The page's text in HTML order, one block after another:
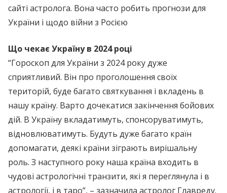
сайті астролога. Вона часто робить прогнози для
України і щодо війни з Росією
Що чекає Україну в 2024 році
“Гороскоп для України з 2024 року дуже
сприятливий. Він про проголошення своїх
територій, буде багато святкування і вкладень в
нашу країну. Варто дочекатися закінчення бойових
дій. В Україну вкладатимуть, спонсоруватимуть,
відновлюватимуть. Будуть дуже багато країн
допомагати, деякі країни зіграють вирішальну
роль. З наступного року наша країна входить в
чудові астрологічні транзити, які я переглянула і в
астрології, і в таро”, – зазначила астролог Главреду.